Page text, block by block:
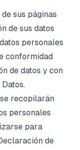
sus páginas
de sus datos
personales
conformidad
de datos y con
recopilarán
personales
para
de